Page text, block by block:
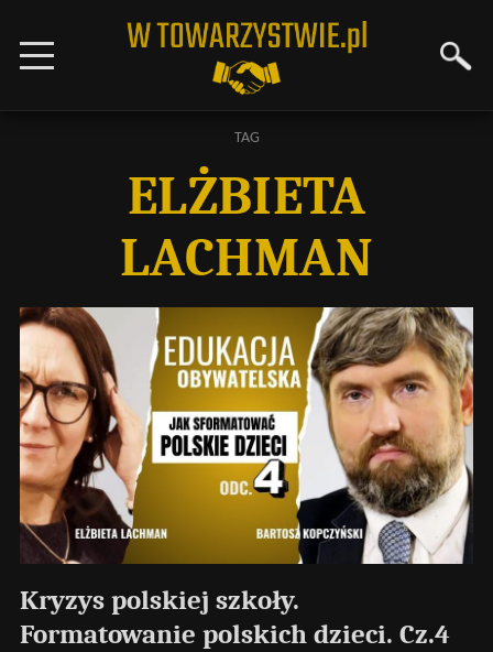
TAG
ELŻBIETA
LACHMAN
Kryzys polskiej szkoły.
Formatowanie polskich dzieci. Cz.4